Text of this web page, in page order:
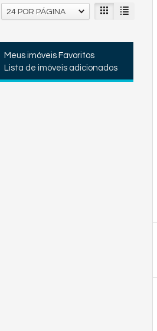
24 POR PÁGINA
Meus imóveis Favoritos
Lista de imóveis adicionados